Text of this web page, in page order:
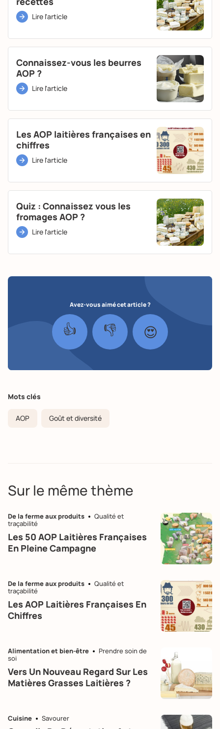
Lire l'article
Connaissez-vous les beurres
AOP ?
Lire l'article
Les AOP laitières françaises en
chiffres
Lire l'article
Quiz : Connaissez vous les
fromages AOP ?
Lire l'article
Avez-vous aimé cet article ?
👍 👎 😍
Mots clés
AOP Goût et diversité
Sur le même thème
De la ferme aux produits
Qualité et
traçabilité
Les 50 AOP Laitières Françaises
En Pleine Campagne
De la ferme aux produits
Qualité et
traçabilité
Les AOP Laitières Françaises En
Chiffres
Alimentation et bien-être
Prendre soin de
soi
Vers Un Nouveau Regard Sur Les
Matières Grasses Laitières ?
Cuisine Savourer